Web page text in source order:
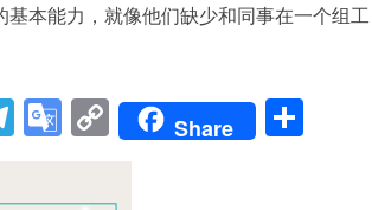
本能力，就像他们缺少和同事在一个组工
Telegram
Google
CopyShare